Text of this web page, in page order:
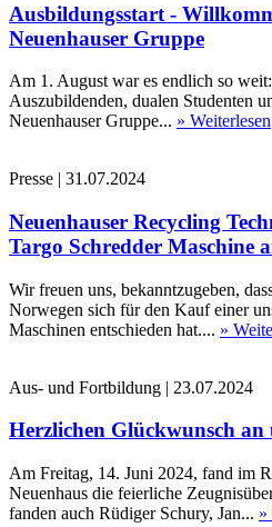
Ausbildungsstart -
Neuenhauser Gruppe
Am 1. August war es endlich so
Auszubildenden, dualen Studenten
Neuenhauser Gruppe... » Weiterlesen
Presse | 31.07.2024
Neuenhauser Recycling
Targo Schredder Maschine
Wir freuen uns, bekanntzugeben,
Norwegen sich für den Kauf einer
Maschinen entschieden hat.... »
Aus- und Fortbildung | 23.07.2024
Herzlichen Glückwunsch an
Am Freitag, 14. Juni 2024, fand im
Neuenhaus die feierliche
fanden auch Rüdiger Schury, Jan... »